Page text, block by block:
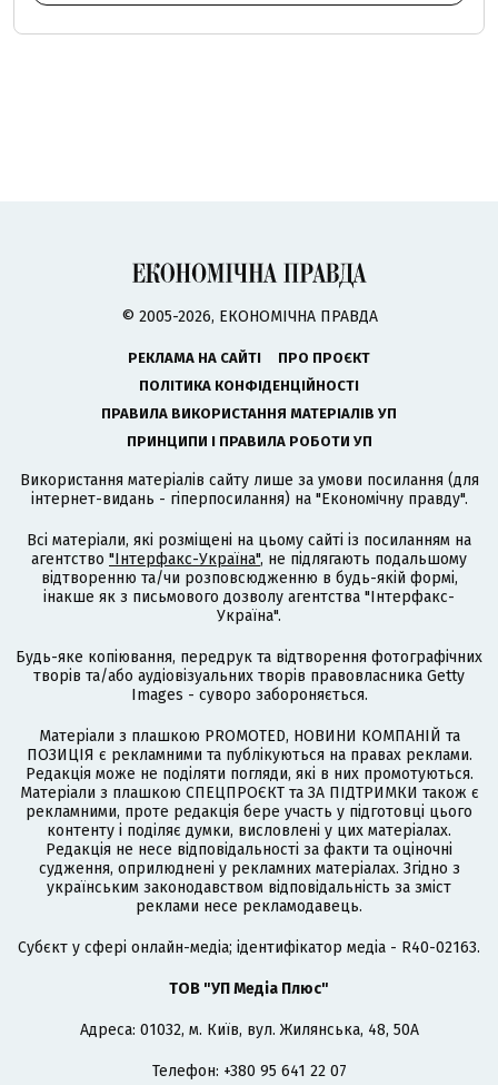
© 2005-2026, ЕКОНОМІЧНА ПРАВДА
РЕКЛАМА НА САЙТІ
ПРО ПРОЄКТ
ПОЛІТИКА КОНФІДЕНЦІЙНОСТІ
ПРАВИЛА ВИКОРИСТАННЯ МАТЕРІАЛІВ УП
ПРИНЦИПИ І ПРАВИЛА РОБОТИ УП
Використання матеріалів сайту лише за умови посилання (для
інтернет-видань - гіперпосилання) на "Економічну правду".
Всі матеріали, які розміщені на цьому сайті із посиланням на
агентство "Інтерфакс-Україна", не підлягають подальшому
відтворенню та/чи розповсюдженню в будь-якій формі,
інакше як з письмового дозволу агентства "Інтерфакс-
Україна".
Будь-яке копіювання, передрук та відтворення фотографічних
творів та/або аудіовізуальних творів правовласника Getty
Images - суворо забороняється.
Матеріали з плашкою PROMOTED, НОВИНИ КОМПАНІЙ та
ПОЗИЦІЯ є рекламними та публікуються на правах реклами.
Редакція може не поділяти погляди, які в них промотуються.
Матеріали з плашкою СПЕЦПРОЄКТ та ЗА ПІДТРИМКИ також є
рекламними, проте редакція бере участь у підготовці цього
контенту і поділяє думки, висловлені у цих матеріалах.
Редакція не несе відповідальності за факти та оціночні
судження, оприлюднені у рекламних матеріалах. Згідно з
українським законодавством відповідальність за зміст
реклами несе рекламодавець.
Cубєкт у сфері онлайн-медіа; ідентифікатор медіа - R40-02163.
ТОВ "УП Медіа Плюс"
Адреса: 01032, м. Київ, вул. Жилянська, 48, 50А
Телефон: +380 95 641 22 07